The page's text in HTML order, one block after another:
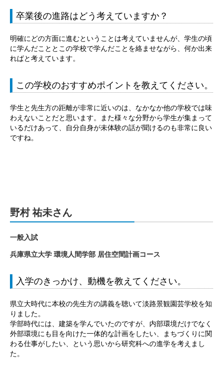
卒業後の進路はどう考えていますか？
明確にどの方面に進むということは考えていませんが、学生の頃
に学んだこととこの学校で学んだことを絡ませながら、何か出来
ればと考えています。
この学校のおすすめポイントを教えてください。
学生と先生方の距離が非常に近いのは、なかなか他の学校では味
わえないことだと思います。また様々な分野から学生が集まって
いるだけあって、自分自身が未体験の話が聞けるのも非常に良い
ですね。
野村 祐未さん
一般入試
兵庫県立大学 環境人間学部 居住空間計画コース
入学のきっかけ、動機を教えてください。
県立大時代に本校の先生方の講義を聴いて淡路景観園芸学校を知
りました。
学部時代には、建築を学んでいたのですが、内部環境だけでなく
外部環境にも目を向けた一体的な計画をしたい、まちづくりに関
わる仕事がしたい、という思いから研究科への進学を考えまし
た。